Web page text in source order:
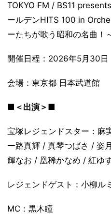
TOKYO FM / BS11
ールデンHITS 100 in
ーたちが歌う昭和の名曲！
開催日程：2026年5月30日
会場：東京都 日本武道館
■＜出演＞■
宝塚レジェンドスター：麻
一路真輝 / 真琴つばさ / 姿
輝なお / 凰稀かなめ / 紅ゆ
レジェンドゲスト：小柳ル
MC：黒木瞳